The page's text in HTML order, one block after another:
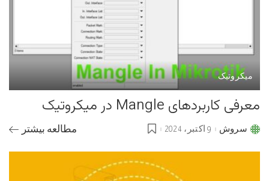
میکروتیک
معرفی کاربردهای Mangle در میکروتیک
Postedسروش 9 اکتبر، 2024 مطالعه بیشتر